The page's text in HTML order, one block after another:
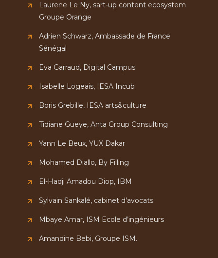
Laurene Le Ny, sart-up content ecosystem
Groupe Orange
Adrien Schwarz, Ambassade de France
Sénégal
Eva Garraud, Digital Campus
Isabelle Logeais, IESA Incub
Boris Grebille, IESA arts&culture
Tidiane Gueye, Anta Group Consulting
Yann Le Beux, YUX Dakar
Mohamed Diallo, By Filling
El-Hadji Amadou Diop, IBM
Sylvain Sankalé, cabinet d’avocats
Mbaye Amar, ISM Ecole d’ingénieurs
Amandine Bebi, Groupe ISM.